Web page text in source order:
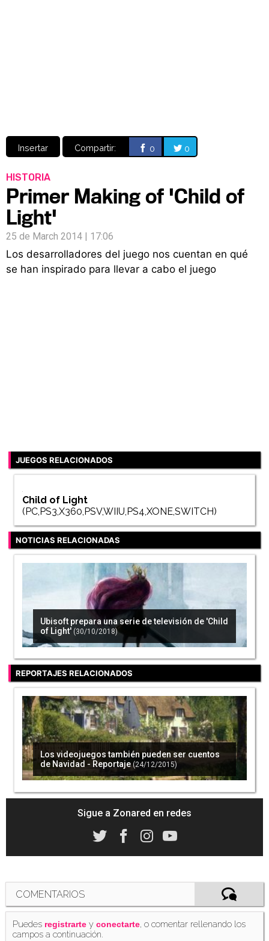
Insertar Compartir: 0 0
HISTORIA
Primer Making of 'Child of
Light'
25 de March 2014 | 17:06
Los desarrolladores del juego nos cuentan en qué
se han inspirado para llevar a cabo el juego
JUEGOS RELACIONADOS
Child of Light
(PC,PS3,X360,PSV,WIIU,PS4,XONE,SWITCH)
NOTICIAS RELACIONADAS
Ubisoft prepara una serie de televisión de 'Child
of Light' (30/10/2018)
REPORTAJES RELACIONADOS
Los videojuegos también pueden ser cuentos
de Navidad - Reportaje (24/12/2015)
Sigue a Zonared en redes
COMENTARIOS
Puedes registrarte yconectarte, o comentar rellenando los
campos a continuación.